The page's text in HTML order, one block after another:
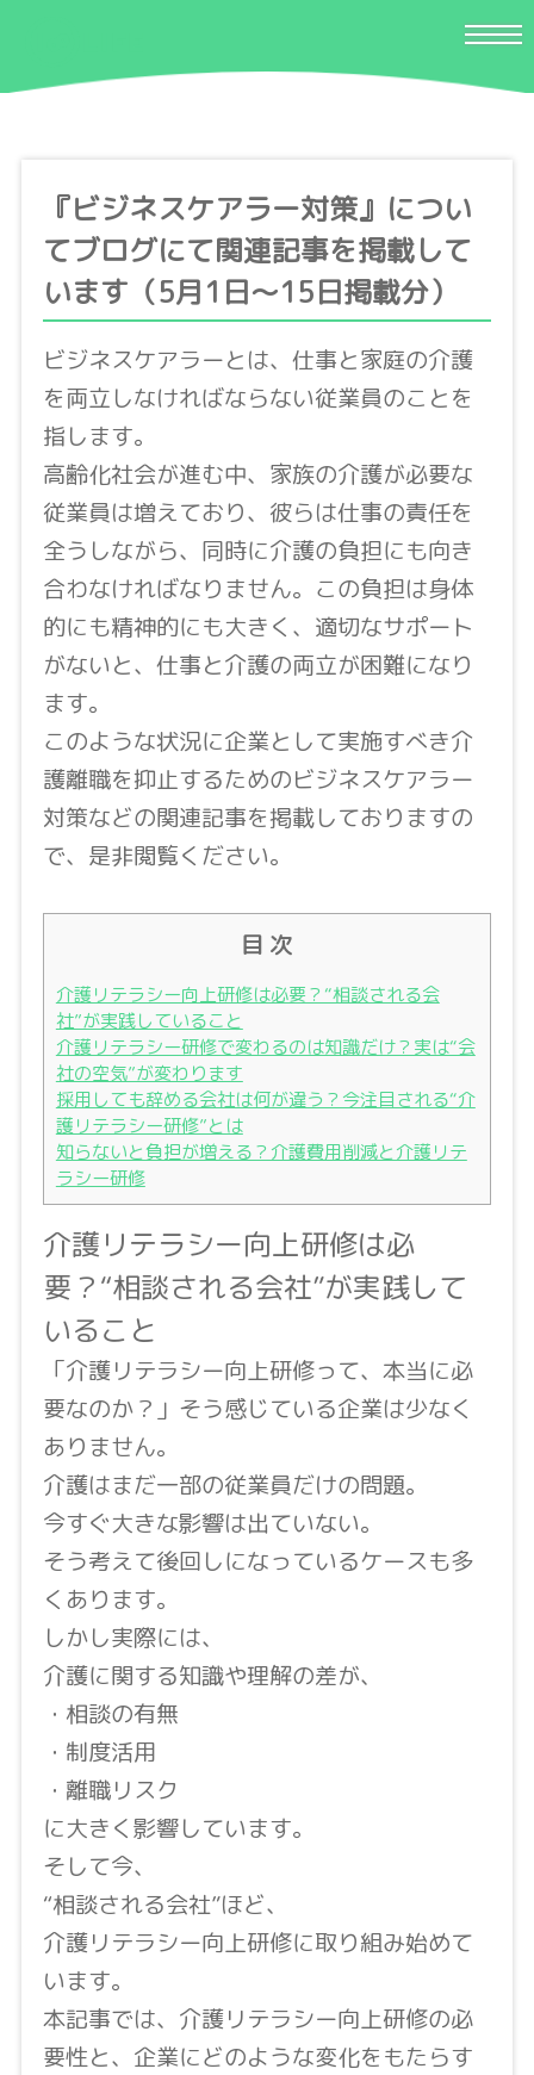
『ビジネスケアラー対策』につい
てブログにて関連記事を掲載して
います（5月1日〜15日掲載分）
ビジネスケアラーとは、仕事と家庭の介護
を両立しなければならない従業員のことを
指します。
高齢化社会が進む中、家族の介護が必要な
従業員は増えており、彼らは仕事の責任を
全うしながら、同時に介護の負担にも向き
合わなければなりません。この負担は身体
的にも精神的にも大きく、適切なサポート
がないと、仕事と介護の両立が困難になり
ます。
このような状況に企業として実施すべき介
護離職を抑止するためのビジネスケアラー
対策などの関連記事を掲載しておりますの
で、是非閲覧ください。
目 次
介護リテラシー向上研修は必要？“相談される会
社”が実践していること
介護リテラシー研修で変わるのは知識だけ？実は“会
社の空気”が変わります
採用しても辞める会社は何が違う？今注目される“介
護リテラシー研修”とは
知らないと負担が増える？介護費用削減と介護リテ
ラシー研修
介護リテラシー向上研修は必
要？“相談される会社”が実践して
いること
「介護リテラシー向上研修って、本当に必
要なのか？」そう感じている企業は少なく
ありません。
介護はまだ一部の従業員だけの問題。
今すぐ大きな影響は出ていない。
そう考えて後回しになっているケースも多
くあります。
しかし実際には、
介護に関する知識や理解の差が、
・相談の有無
・制度活用
・離職リスク
に大きく影響しています。
そして今、
“相談される会社”ほど、
介護リテラシー向上研修に取り組み始めて
います。
本記事では、介護リテラシー向上研修の必
要性と、企業にどのような変化をもたらす